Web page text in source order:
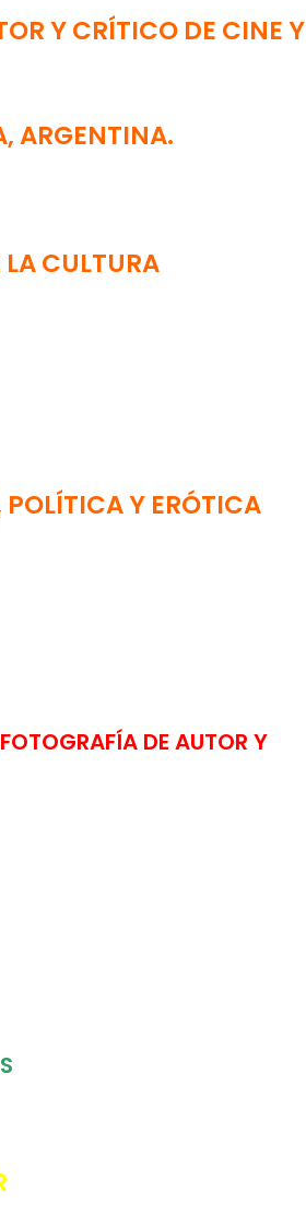
Y CRÍTICO DE CINE Y
ARGENTINA.
LA CULTURA
Y ERÓTICA
DE AUTOR Y